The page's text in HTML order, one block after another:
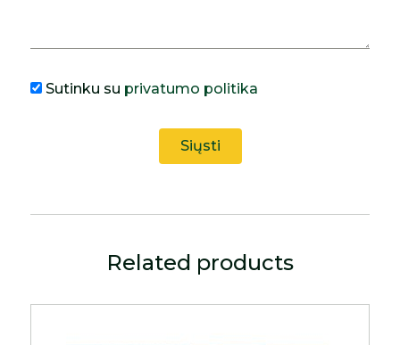
Sutinku su privatumo politika
Related products